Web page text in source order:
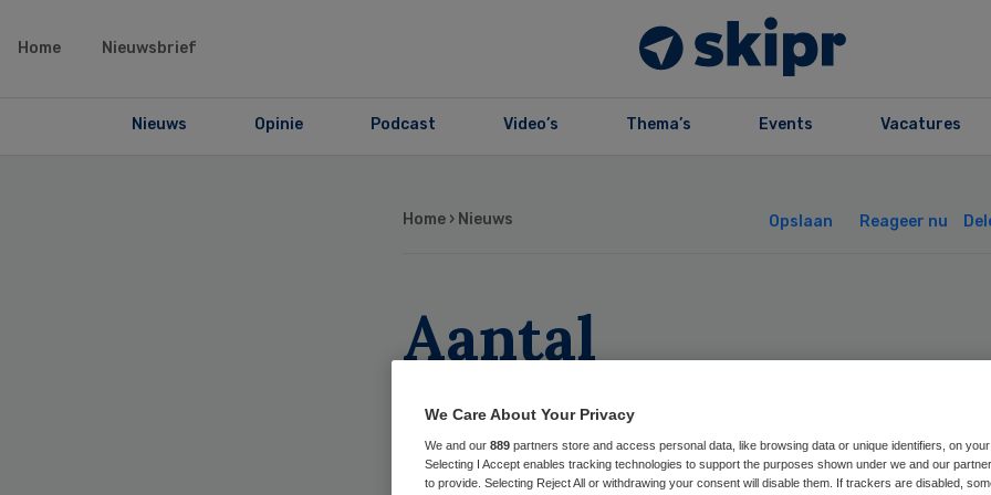
Home Nieuwsbrief
Nieuws Opinie Podcast Video’s Thema’s Events Vacatures
Home › Nieuws Opslaan Reageer nu
Aantal
zorgverzekering
We Care About Your Privacy
We and our 889 partners store and access personal data, like browsing data or unique identifiers, on
Selecting I Accept enables tracking technologies to support the purposes shown under we and our
to provide. Selecting Reject All or withdrawing your consent will disable them. If trackers are disabled,